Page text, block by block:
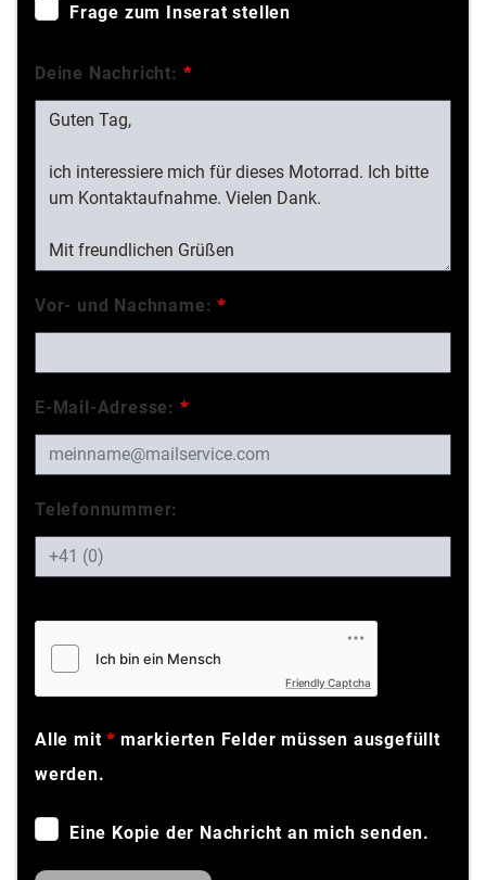
Frage zum Inserat stellen
Deine Nachricht: *
Vor- und Nachname:*
E-Mail-Adresse: *
Telefonnummer:
Friendly Captcha
Alle mit* markierten Felder müssen ausgefüllt
werden.
Eine Kopie der Nachricht an mich senden.